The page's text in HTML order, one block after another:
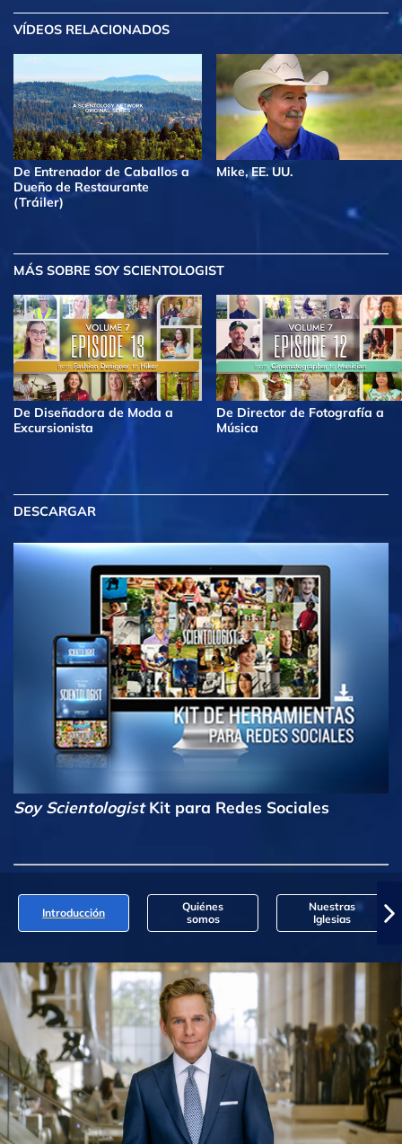
VÍDEOS RELACIONADOS
De Entrenador de Caballos a
Dueño de Restaurante
(Tráiler)
Mike, EE. UU.
MÁS SOBRE SOY SCIENTOLOGIST
De Diseñadora de Moda a
Excursionista
De Director de Fotografía a
Música
DESCARGAR
Soy ScientologistKit para Redes Sociales
Introducción
Quiénes
somos
Nuestras
Iglesias